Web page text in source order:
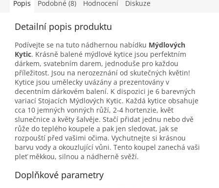
Popis Podobné (8) Hodnocení Diskuze
Detailní popis produktu
Podívejte se na tuto nádhernou nabídku Mýdlových
Kytic. Krásně balené mýdlové kytice jsou perfektním
dárkem, svatebním darem, jednoduše pro každou
příležitost. Jsou na nerozeznání od skutečných květin!
Kytice jsou umělecky uvázány a prezentovány v
decentním dárkovém balení. K dispozici je 6 barevných
variací Stojacích Mýdlových Kytic. Každá kytice obsahuje
cca 10 jemných vonných růží, 2-4 hortenzie, květ
slunečnice a květy šalvěje. Stačí přidat jednu nebo dvě
růže do teplého koupele a pak jen sledovat, jak se
rozpouští před vašimi očima. Vychutnejte si krásnou
barvu vody a okouzlující vůni. Tento koupel zanechá vaši
pleť měkkou, silnou a nádherně svěží.
Doplňkové parametry